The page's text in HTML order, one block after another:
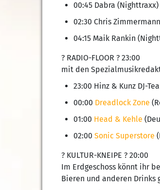
00:45 Dabra (Nighttraxx)
02:30 Chris
04:15 Maik Rankin
? RADIO-FLOOR ? 23:00
mit den
23:00 Hinz & Kunz DJ-
00:00 Dreadlock Zone
01:00 Head & Kehle
02:00 Sonic Superstore
? KULTUR-KNEIPE ? 20:00
Im Erdgeschoss könnt ihr
Bieren und anderen Drinks